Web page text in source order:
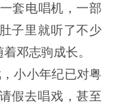
套电唱机，一部
子里就听了不少
邓志驹成长。
小小年纪已对粤
假去唱戏，甚至